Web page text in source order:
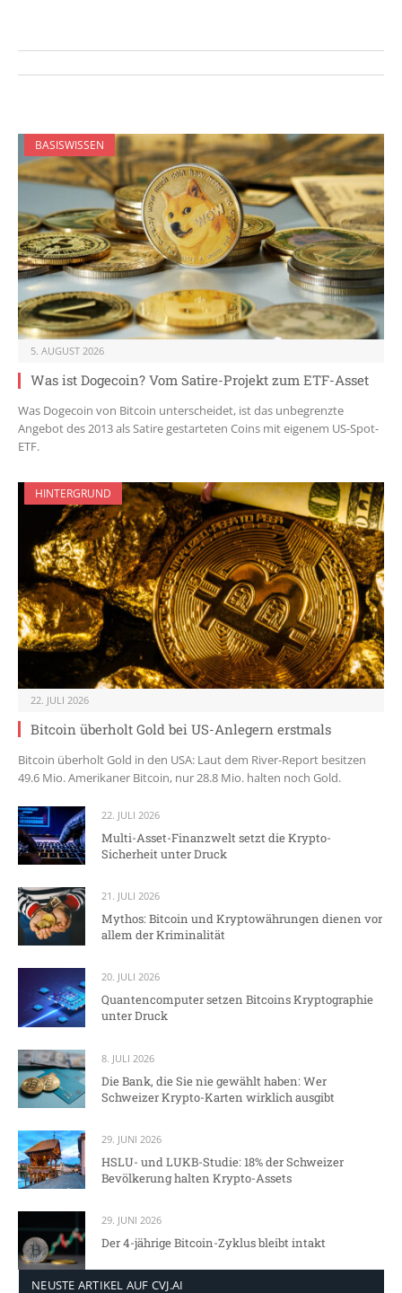
BASISWISSEN
5. AUGUST 2026
Was ist Dogecoin? Vom Satire-Projekt zum ETF-Asset
Was Dogecoin von Bitcoin unterscheidet, ist das unbegrenzte
Angebot des 2013 als Satire gestarteten Coins mit eigenem US-Spot-
ETF.
HINTERGRUND
22. JULI 2026
Bitcoin überholt Gold bei US-Anlegern erstmals
Bitcoin überholt Gold in den USA: Laut dem River-Report besitzen
49.6 Mio. Amerikaner Bitcoin, nur 28.8 Mio. halten noch Gold.
22. JULI 2026
Multi-Asset-Finanzwelt setzt die Krypto-
Sicherheit unter Druck
21. JULI 2026
Mythos: Bitcoin und Kryptowährungen dienen vor
allem der Kriminalität
20. JULI 2026
Quantencomputer setzen Bitcoins Kryptographie
unter Druck
8. JULI 2026
Die Bank, die Sie nie gewählt haben: Wer
Schweizer Krypto-Karten wirklich ausgibt
29. JUNI 2026
HSLU- und LUKB-Studie: 18% der Schweizer
Bevölkerung halten Krypto-Assets
29. JUNI 2026
Der 4-jährige Bitcoin-Zyklus bleibt intakt
NEUSTE ARTIKEL AUF CVJ.AI